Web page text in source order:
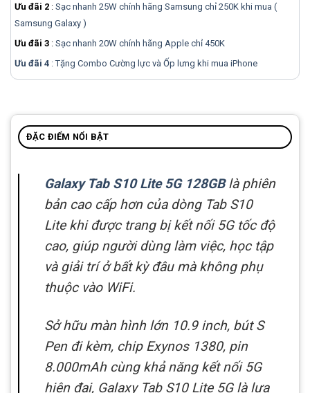
Ưu đãi 2 : Sạc nhanh 25W chính hãng Samsung chỉ 250K khi mua (
Samsung Galaxy )
Ưu đãi 3 : Sạc nhanh 20W chính hãng Apple chỉ 450K
Ưu đãi 4 : Tặng Combo Cường lực và Ốp lưng khi mua iPhone
ĐẶC ĐIỂM NỔI BẬT
Galaxy Tab S10 Lite 5G 128GBlà phiên
bản cao cấp hơn của dòng Tab S10
Lite khi được trang bị kết nối 5G tốc độ
cao, giúp người dùng làm việc, học tập
và giải trí ở bất kỳ đâu mà không phụ
thuộc vào WiFi.
Sở hữu màn hình lớn 10.9 inch, bút S
Pen đi kèm, chip Exynos 1380, pin
8.000mAh cùng khả năng kết nối 5G
hiện đại, Galaxy Tab S10 Lite 5G là lựa